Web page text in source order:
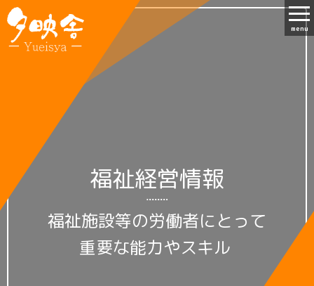
福祉経営情報
福祉施設等の労働者にとって
重要な能力やスキル
menu